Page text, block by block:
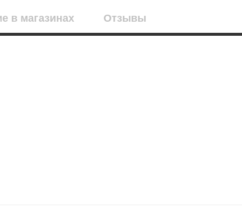
в магазинах Отзывы